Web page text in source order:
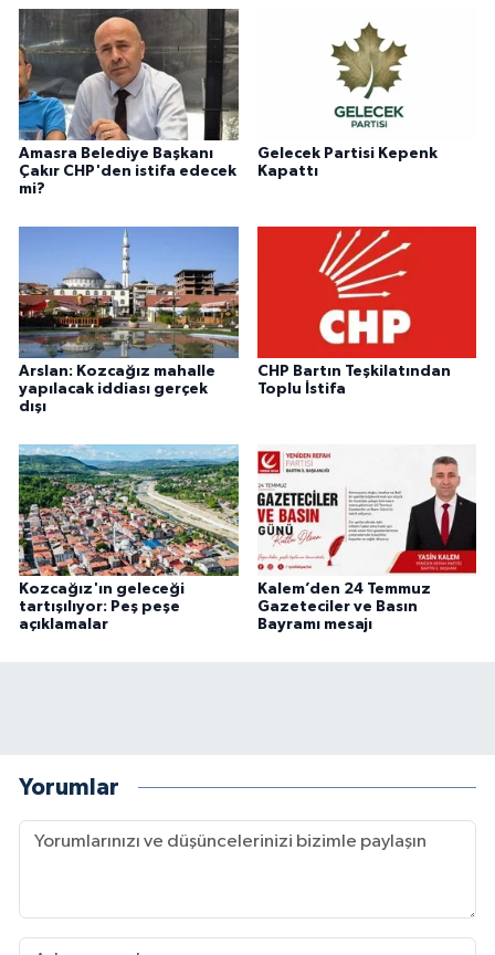
Amasra Belediye Başkanı
Çakır CHP'den istifa edecek
mi?
Gelecek Partisi Kepenk
Kapattı
Arslan: Kozcağız mahalle
yapılacak iddiası gerçek
dışı
CHP Bartın Teşkilatından
Toplu İstifa
Kozcağız'ın geleceği
tartışılıyor: Peş peşe
açıklamalar
Kalem’den 24 Temmuz
Gazeteciler ve Basın
Bayramı mesajı
Yorumlar